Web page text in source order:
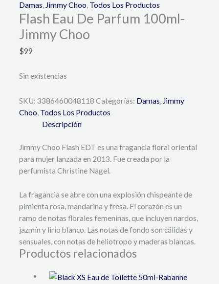
Damas, Jimmy Choo, Todos Los Productos
Flash Eau De Parfum 100ml-
Jimmy Choo
$99
Sin existencias
SKU:3386460048118 Categorías: Damas, Jimmy
Choo, Todos Los Productos
Descripción
Jimmy Choo Flash EDT es una fragancia floral oriental
para mujer lanzada en 2013. Fue creada por la
perfumista Christine Nagel.
La fragancia se abre con una explosión chispeante de
pimienta rosa, mandarina y fresa. El corazón es un
ramo de notas florales femeninas, que incluyen nardos,
jazmín y lirio blanco. Las notas de fondo son cálidas y
sensuales, con notas de heliotropo y maderas blancas.
Productos relacionados